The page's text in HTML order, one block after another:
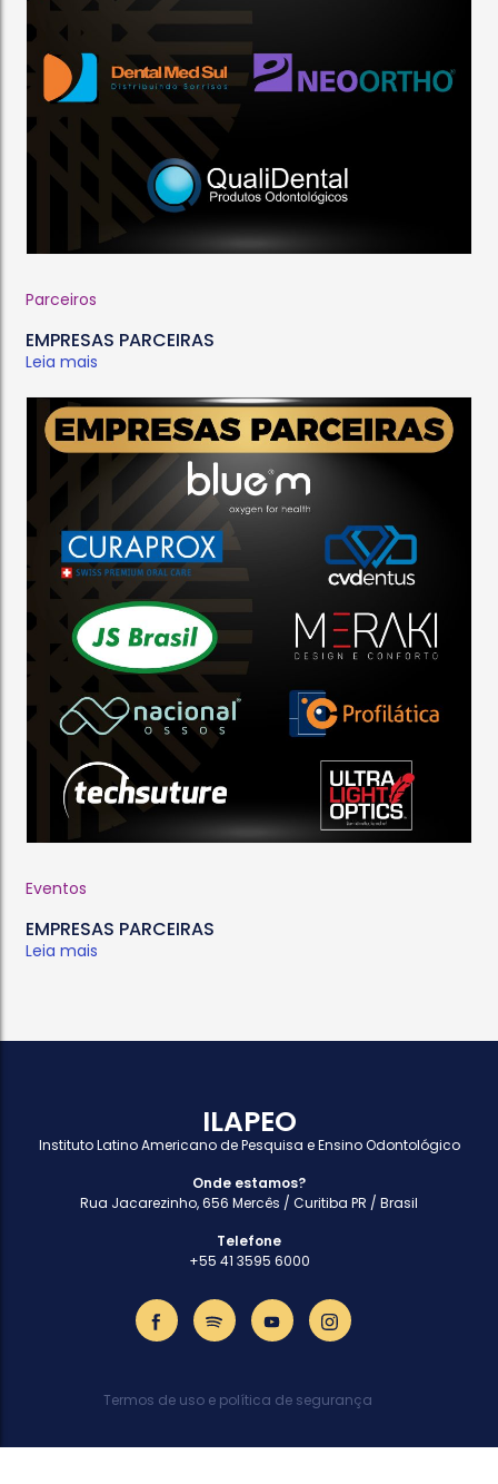
Parceiros
EMPRESAS PARCEIRAS
Leia mais
Eventos
EMPRESAS PARCEIRAS
Leia mais
ILAPEO
Instituto Latino Americano de Pesquisa e Ensino Odontológico
Onde estamos?
Rua Jacarezinho, 656 Mercês / Curitiba PR / Brasil
Telefone
+55 41 3595 6000
Termos de uso e política de segurança